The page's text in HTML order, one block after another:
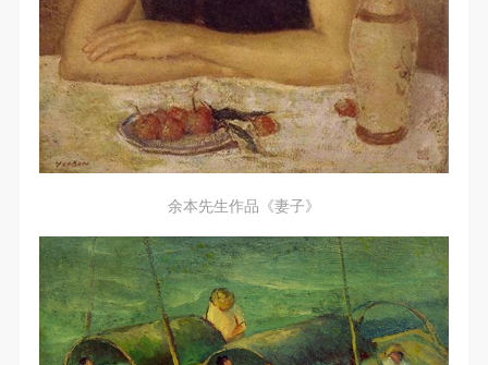
余本先生作品《妻子》
应的责任与损失，应由参与活动者根据相应的法律条
文、组织规定进行协商和赔偿。并追究相应的法律责
任和经济责任。
第六条
参与活动者在参与活动时应当在美术馆工作人员及活
动导师、教师指导下进行，并正确的使用活动中所涉
及到的绘画工具、创作材料及配套设备、设施，若参
套设备、设施造成个人受伤、伤害他人及造成相应工
具、材料、设备或设施的故障或损坏。参与活动者应
当承当相应的全部责任，并主动赔偿相应的经济损
失。活动中任何非事故当事人及美术馆将不承担人身
应的责任与损失，应由参与活动者根据相应的法律条
文、组织规定进行协商和赔偿。并追究相应的法律责
任和经济责任。
第六条
参与活动者在参与活动时应当在美术馆工作人员及活
动导师、教师指导下进行，并正确的使用活动中所涉
及到的绘画工具、创作材料及配套设备、设施，若参
套设备、设施造成个人受伤、伤害他人及造成相应工
具、材料、设备或设施的故障或损坏。参与活动者应
当承当相应的全部责任，并主动赔偿相应的经济损
失。活动中任何非事故当事人及美术馆将不承担人身
应的责任与损失，应由参与活动者根据相应的法律条
文、组织规定进行协商和赔偿。并追究相应的法律责
任和经济责任。
第六条
参与活动者在参与活动时应当在美术馆工作人员及活
动导师、教师指导下进行，并正确的使用活动中所涉
及到的绘画工具、创作材料及配套设备、设施，若参
套设备、设施造成个人受伤、伤害他人及造成相应工
具、材料、设备或设施的故障或损坏。参与活动者应
当承当相应的全部责任，并主动赔偿相应的经济损
失。活动中任何非事故当事人及美术馆将不承担人身